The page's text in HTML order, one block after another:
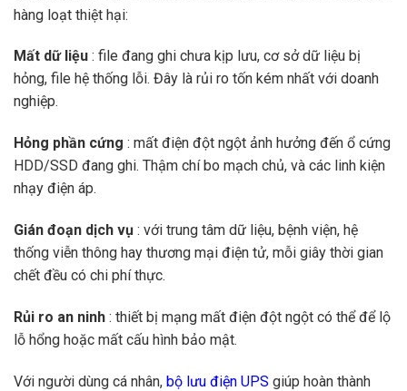
hàng loạt thiệt hại:
Mất dữ liệu : file đang ghi chưa kịp lưu, cơ sở dữ liệu bị
hỏng, file hệ thống lỗi. Đây là rủi ro tốn kém nhất với doanh
nghiệp.
Hỏng phần cứng : mất điện đột ngột ảnh hưởng đến ổ cứng
HDD/SSD đang ghi. Thậm chí bo mạch chủ, và các linh kiện
nhạy điện áp.
Gián đoạn dịch vụ : với trung tâm dữ liệu, bệnh viện, hệ
thống viễn thông hay thương mại điện tử, mỗi giây thời gian
chết đều có chi phí thực.
Rủi ro an ninh : thiết bị mạng mất điện đột ngột có thể để lộ
lỗ hổng hoặc mất cấu hình bảo mật.
Với người dùng cá nhân, bộ lưu điện UPS giúp hoàn thành